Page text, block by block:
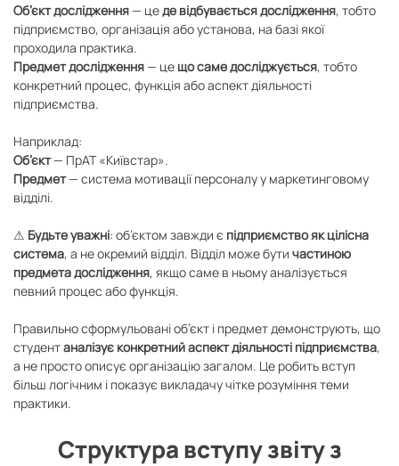
Об’єкт дослідження— цеде відбувається дослідження, тобто
підприємство, організація або установа, на базі якої
проходила практика.
Предмет дослідження— це що саме досліджується, тобто
конкретний процес, функція або аспект діяльності
підприємства.
Наприклад:
Об’єкт— ПрАТ «Київстар».
Предмет— система мотивації персоналу у маркетинговому
відділі.
⚠ Будьте уважні: об’єктом завжди є підприємство як цілісна
система, а не окремий відділ. Відділ може бути частиною
предмета дослідження, якщо саме в ньому аналізується
певний процес або функція.
Правильно сформульовані об’єкт і предмет демонструють, що
студентаналізує конкретний аспект діяльності підприємства,
а не просто описує організацію загалом. Це робить вступ
більш логічним і показує викладачу чітке розуміння теми
практики.
Структура вступу звіту з